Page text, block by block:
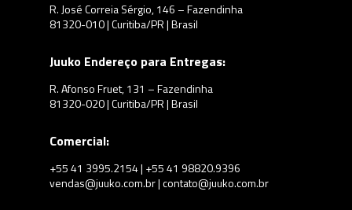
R. José Correia Sérgio, 146 – Fazendinha
81320-010 | Curitiba/PR | Brasil
Juuko Endereço para Entregas:
R. Afonso Fruet, 131 – Fazendinha
81320-020 | Curitiba/PR | Brasil
Comercial:
+55 41 3995.2154 | +55 41 98820.9396
vendas@juuko.com.br | contato@juuko.com.br